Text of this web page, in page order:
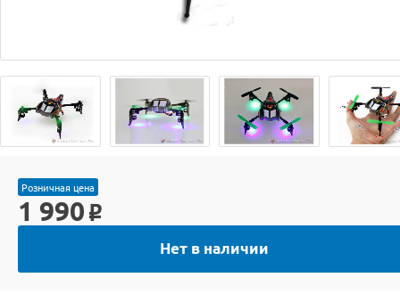
Розничная цена
1 990 o
Нет в наличии